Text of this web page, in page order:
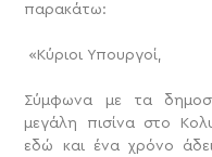
παρακάτω:
«Κύριοι Υπουργοί,
Σύμφωνα με τα
μεγάλη πισίνα στο
εδώ και ένα χρόνο